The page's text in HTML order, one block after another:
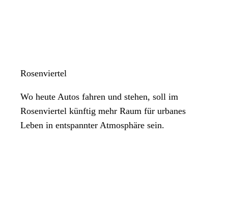
Rosenviertel
Wo heute Autos fahren und stehen, soll im
Rosenviertel künftig mehr Raum für urbanes
Leben in entspannter Atmosphäre sein.